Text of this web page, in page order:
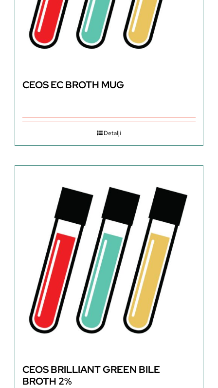
CEOS EC BROTH MUG
Detalji
CEOS BRILLIANT GREEN BILE
BROTH 2%